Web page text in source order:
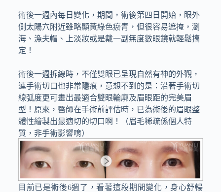
術後一週內每日變化，期間，術後第四日開始，眼外
側太陽穴附近雖略顯黃綠色瘀青，但很容易遮掩，瀏
海、漁夫帽、上淡妝或是戴一副無度數眼鏡就輕鬆搞
定！
術後一週拆線時，不僅雙眼已呈現自然有神的外觀，
連手術切口也非常隱痕，意想不到的是：沿著手術切
線弧度更可畫出最適合雙眼輪廓及眉眼距的完美眉
型！原來，醫師在手術前評估時，已為術後的眉眼整
體性繪製出最適切的切口啊！（眉毛稀疏係個人特
質，非手術影響唷）
目前已是術後6週了，看著這段期間變化，身心舒暢